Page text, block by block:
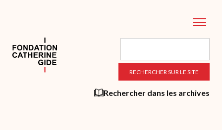
principal
Rechercher dans les archives